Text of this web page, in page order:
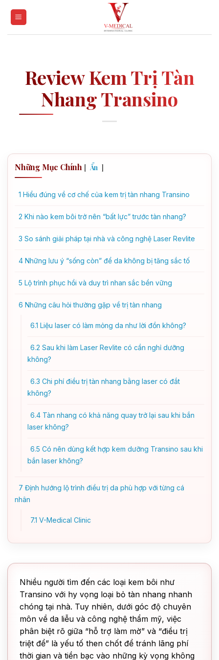
Review Kem Trị Tàn
Nhang Transino
Những Mục Chính [ Ẩn ]
1 Hiểu đúng về cơ chế của kem trị tàn nhang Transino
2 Khi nào kem bôi trở nên “bất lực” trước tàn nhang?
3 So sánh giải pháp tại nhà và công nghệ Laser Revlite
4 Những lưu ý “sống còn” để da không bị tăng sắc tố
5 Lộ trình phục hồi và duy trì nhan sắc bền vững
6 Những câu hỏi thường gặp về trị tàn nhang
6.1 Liệu laser có làm mỏng da như lời đồn không?
6.2 Sau khi làm Laser Revlite có cần nghỉ dưỡng
không?
6.3 Chi phí điều trị tàn nhang bằng laser có đắt
không?
6.4 Tàn nhang có khả năng quay trở lại sau khi bắn
laser không?
6.5 Có nên dùng kết hợp kem dưỡng Transino sau khi
bắn laser không?
7 Định hướng lộ trình điều trị da phù hợp với từng cá
nhân
7.1 V-Medical Clinic
Nhiều người tìm đến các loại kem bôi như
Transino với hy vọng loại bỏ tàn nhang nhanh
chóng tại nhà. Tuy nhiên, dưới góc độ chuyên
môn về da liễu và công nghệ thẩm mỹ, việc
phân biệt rõ giữa “hỗ trợ làm mờ” và “điều trị
triệt để” là yếu tố then chốt để tránh lãng phí
thời gian và tiền bạc vào những kỳ vọng không